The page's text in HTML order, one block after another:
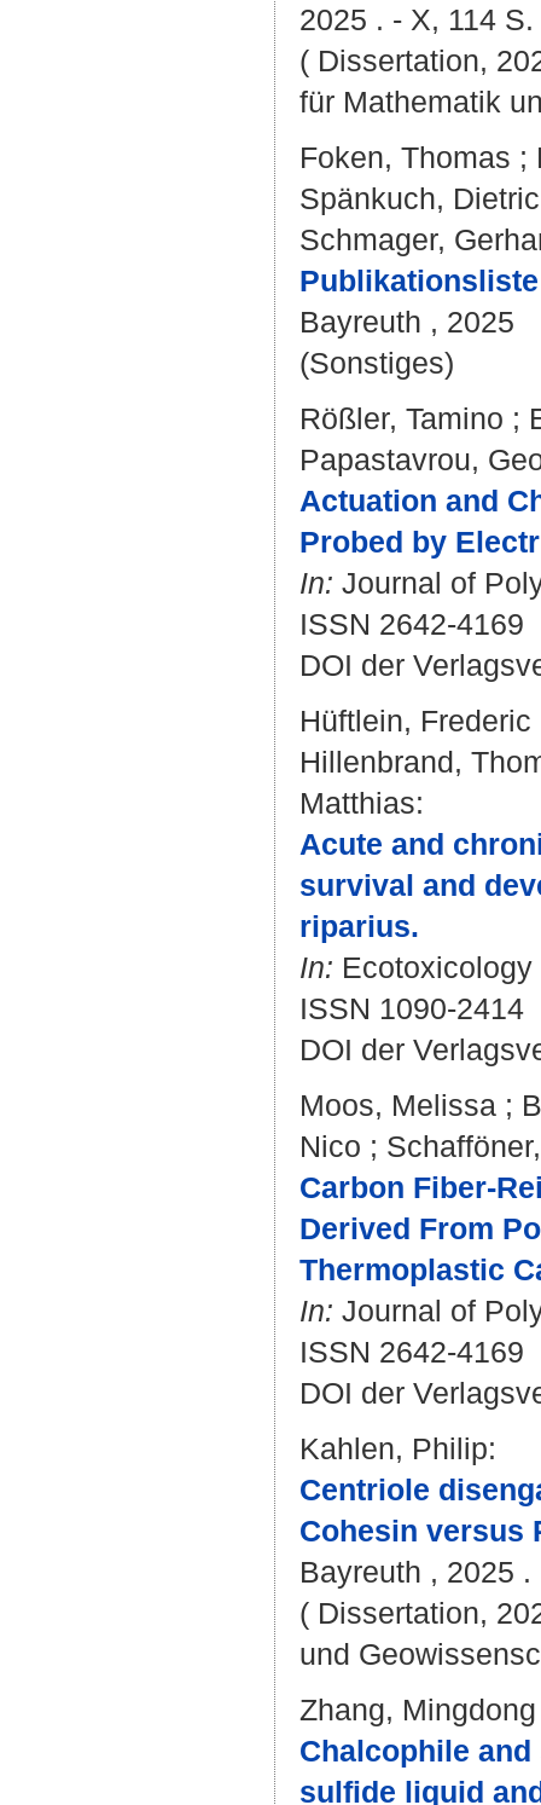
2025 . - X, 114 S.
( Dissertation,
für Mathematik
Foken, Thomas ;
Spänkuch,
Schmager,
Bayreuth , 2025
(Sonstiges)
Rößler, Tamino ;
Papastavrou,
Actuation and
Probed by
In: Journal of
ISSN 2642-4169
DOI der
Hüftlein, Frederic
Hillenbrand,
Matthias:
Acute and
survival and
riparius.
In:
ISSN 1090-2414
DOI der
Moos, Melissa ;
Nico ;
Carbon Fiber-
Derived From
Thermoplastic
In: Journal of
ISSN 2642-4169
DOI der
Kahlen, Philip:
Centriole
Cohesin versus
Bayreuth , 2025 .
( Dissertation,
und
Zhang, Mingdong
Chalcophile
sulfide liquid